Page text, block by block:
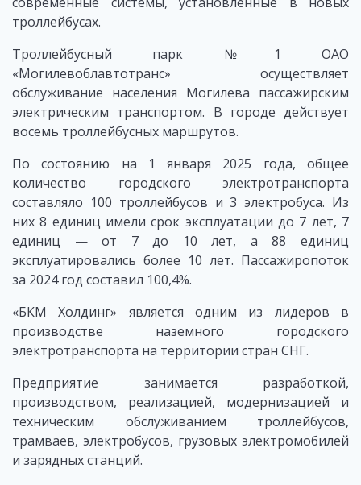
троллейбусах.
Троллейбусный парк №1 ОАО
«Могилевоблавтотранс» осуществляет
обслуживание населения Могилева пассажирским
электрическим транспортом. В городе действует
восемь троллейбусных маршрутов.
По состоянию на 1 января 2025 года, общее
количество городского электротранспорта
составляло 100 троллейбусов и 3 электробуса. Из
них 8 единиц имели срок эксплуатации до 7 лет, 7
единиц — от 7 до 10 лет, а 88 единиц
эксплуатировались более 10 лет. Пассажиропоток
за 2024 год составил 100,4%.
«БКМ Холдинг» является одним из лидеров в
производстве наземного городского
электротранспорта на территории стран СНГ.
Предприятие занимается разработкой,
производством, реализацией, модернизацией и
техническим обслуживанием троллейбусов,
трамваев, электробусов, грузовых электромобилей
и зарядных станций.